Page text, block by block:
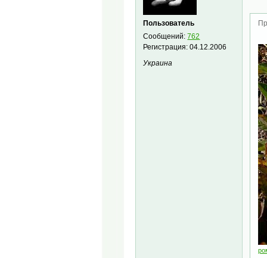
Пользователь
Сообщений:762
Регистрация:04.12.2006
Украина